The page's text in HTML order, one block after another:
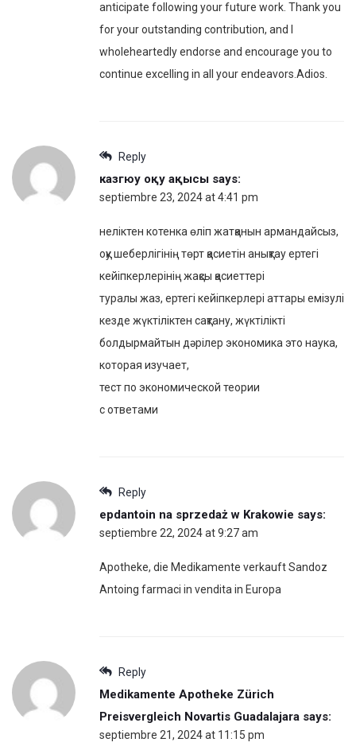
anticipate following your future work. Thank you
for your outstanding contribution, and I
wholeheartedly endorse and encourage you to
continue excelling in all your endeavors.Adios.
Reply
казгюу оқу ақысы says:
septiembre 23, 2024 at 4:41 pm
неліктен котенка өліп жатқанын армандайсыз,
оқу шеберлігінің төрт қасиетін анықтау ертегі
кейіпкерлерінің жақсы қасиеттері
туралы жаз, ертегі кейіпкерлері аттары емізулі
кезде жүктіліктен сақтану, жүктілікті
болдырмайтын дәрілер экономика это наука,
которая изучает,
тест по экономической теории
с ответами
Reply
epdantoin na sprzedaż w Krakowie says:
septiembre 22, 2024 at 9:27 am
Apotheke, die Medikamente verkauft Sandoz
Antoing farmaci in vendita in Europa
Reply
Medikamente Apotheke Zürich
Preisvergleich Novartis Guadalajara says:
septiembre 21, 2024 at 11:15 pm